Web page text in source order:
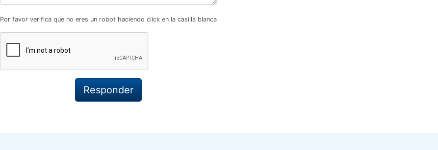
Por favor verifica que no eres un robot haciendo click en la casilla blanca